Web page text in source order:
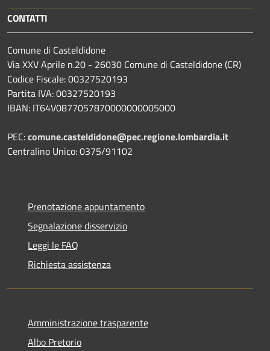
CONTATTI
Comune di Casteldidone
Via XXV Aprile n.20 - 26030 Comune di Casteldidone (CR)
Codice Fiscale: 00327520193
Partita IVA: 00327520193
IBAN: IT64V0877057870000000005000
PEC:comune.casteldidone@pec.regione.lombardia.it
Centralino Unico: 0375/91102
Prenotazione appuntamento
Segnalazione disservizio
Leggi le FAQ
Richiesta assistenza
Amministrazione trasparente
Albo Pretorio